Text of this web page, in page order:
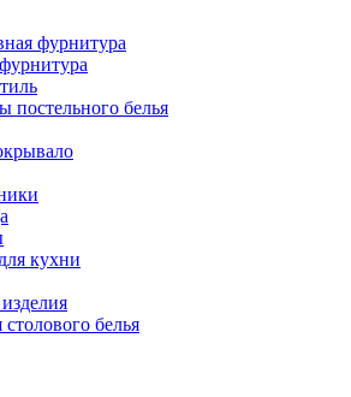
фурнитура
постельного белья
кухни
белья